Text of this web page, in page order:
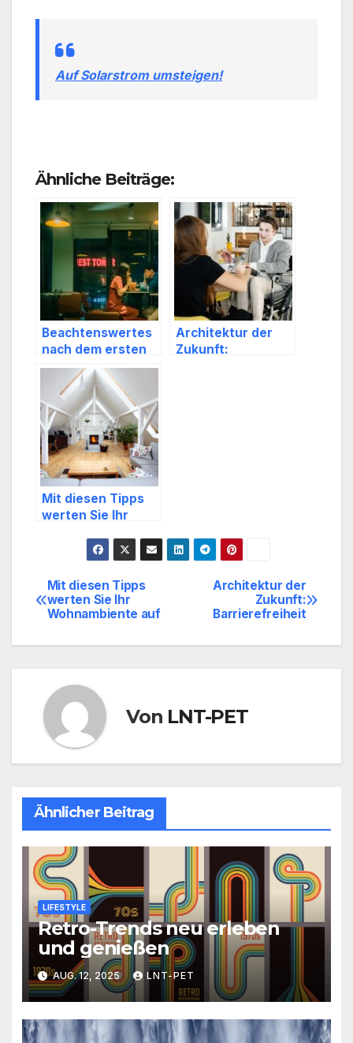
Auf Solarstrom umsteigen!
Ähnliche Beiträge:
Beachtenswertes
nach dem ersten
Date – Do’s and
Don’ts
Architektur der
Zukunft:
Mit diesen Tipps
werten Sie Ihr
Beitragsnavigation
Architektur der
Zukunft:
Barrierefreiheit
Mit diesen Tipps
werten Sie Ihr
Wohnambiente auf
Von LNT-PET
Ähnlicher Beitrag
LIFESTYLE
Retro-Trends neu erleben
und genießen
AUG. 12, 2025 LNT-PET